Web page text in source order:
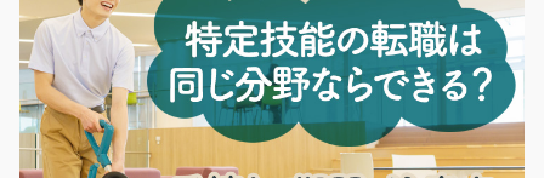
空調完備 部品の文字チェックと包装/g01_01297
急募
空調完備で快適な作業場です♪部品に書いてある文字と伝
票の文字があってい…
長期（3ヶ月以上）